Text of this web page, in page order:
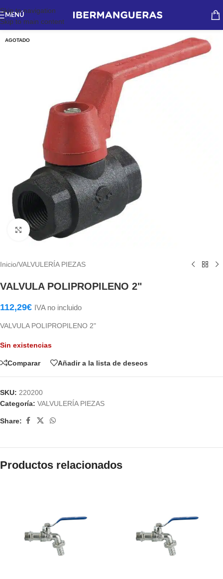
Skip to navigation
Skip to main content
MENÚ
AGOTADO
Haga Click para agrandar
Inicio/VALVULERÍA PIEZAS
VALVULA POLIPROPILENO 2"
112,29€ IVA no incluido
VALVULA POLIPROPILENO 2"
Sin existencias
Comparar Añadir a la lista de deseos
SKU: 220200
Categoría: VALVULERÍA PIEZAS
Share:
Productos relacionados